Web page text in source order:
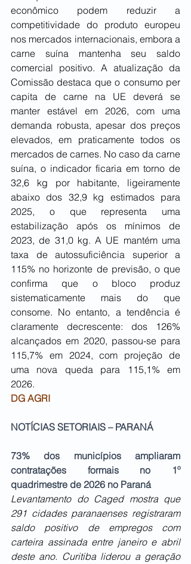
econômico podem reduzir a
competitividade do produto europeu
nos mercados internacionais, embora a
carne suína mantenha seu saldo
comercial positivo. A atualização da
Comissão destaca que o consumo per
capita de carne na UE deverá se
manter estável em 2026, com uma
demanda robusta, apesar dos preços
elevados, em praticamente todos os
mercados de carnes. No caso da carne
suína, o indicador ficaria em torno de
32,6 kg por habitante, ligeiramente
abaixo dos 32,9 kg estimados para
2025, o que representa uma
estabilização após os mínimos de
2023, de 31,0 kg. A UE mantém uma
taxa de autossuficiência superior a
115% no horizonte de previsão, o que
confirma que o bloco produz
sistematicamente mais do que
consome. No entanto, a tendência é
claramente decrescente: dos 126%
alcançados em 2020, passou-se para
115,7% em 2024, com projeção de
uma nova queda para 115,1% em
2026.
DG AGRI
NOTÍCIAS SETORIAIS – PARANÁ
73% dos municípios ampliaram
contratações formais no 1º
quadrimestre de 2026 no Paraná
Levantamento do Caged mostra que
291 cidades paranaenses registraram
saldo positivo de empregos com
carteira assinada entre janeiro e abril
deste ano. Curitiba liderou a geração